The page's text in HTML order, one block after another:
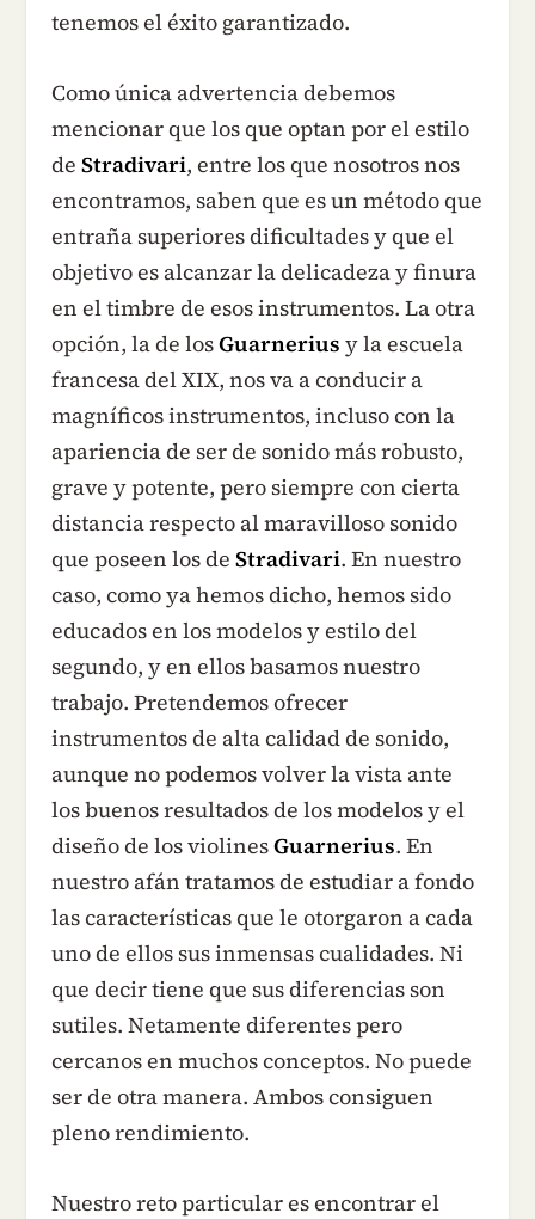
tenemos el éxito garantizado.
Como única advertencia debemos
mencionar que los que optan por el estilo
de Stradivari, entre los que nosotros nos
encontramos, saben que es un método que
entraña superiores dificultades y que el
objetivo es alcanzar la delicadeza y finura
en el timbre de esos instrumentos. La otra
opción, la de losGuarnerius y la escuela
francesa del XIX, nos va a conducir a
magníficos instrumentos, incluso con la
apariencia de ser de sonido más robusto,
grave y potente, pero siempre con cierta
distancia respecto al maravilloso sonido
que poseen los de Stradivari. En nuestro
caso, como ya hemos dicho, hemos sido
educados en los modelos y estilo del
segundo, y en ellos basamos nuestro
trabajo. Pretendemos ofrecer
instrumentos de alta calidad de sonido,
aunque no podemos volver la vista ante
los buenos resultados de los modelos y el
diseño de los violinesGuarnerius. En
nuestro afán tratamos de estudiar a fondo
las características que le otorgaron a cada
uno de ellos sus inmensas cualidades. Ni
que decir tiene que sus diferencias son
sutiles. Netamente diferentes pero
cercanos en muchos conceptos. No puede
ser de otra manera. Ambos consiguen
pleno rendimiento.
Nuestro reto particular es encontrar el